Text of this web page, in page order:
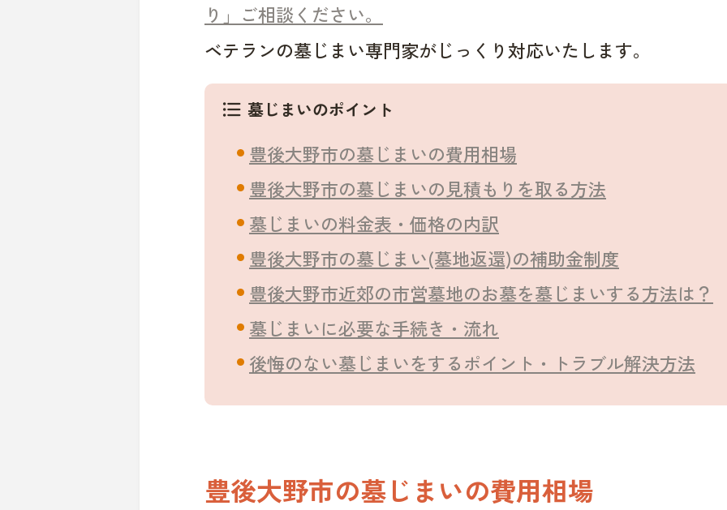
り」ご相談ください。
ベテランの墓じまい専門家がじっくり対応いたします。
format_list_bulleted 墓じまいのポイント
豊後大野市の墓じまいの費用相場
豊後大野市の墓じまいの見積もりを取る方法
墓じまいの料金表・価格の内訳
豊後大野市の墓じまい(墓地返還)の補助金制度
豊後大野市近郊の市営墓地のお墓を墓じまいする方法は？
墓じまいに必要な手続き・流れ
後悔のない墓じまいをするポイント・トラブル解決方法
豊後大野市の墓じまいの費用相場